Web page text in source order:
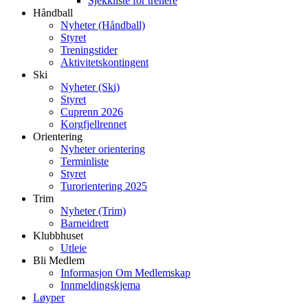
Håndball
Nyheter (Håndball)
Styret
Treningstider
Aktivitetskontingent
Ski
Nyheter (Ski)
Styret
Cuprenn 2026
Korgfjellrennet
Orientering
Nyheter orientering
Terminliste
Styret
Turorientering 2025
Trim
Nyheter (Trim)
Barneidrett
Klubbhuset
Utleie
Bli Medlem
Informasjon Om Medlemskap
Innmeldingskjema
Løyper